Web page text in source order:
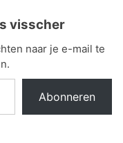
visscher
naar je e-mail te
Abonneren